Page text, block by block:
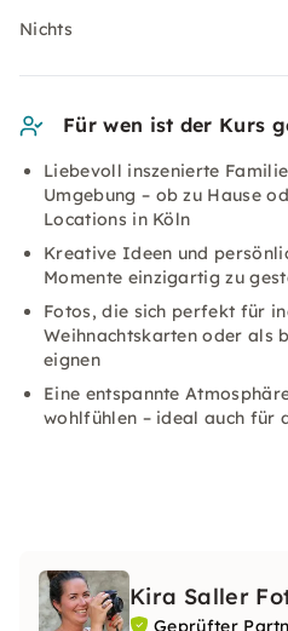
Nichts
Für wen ist der Kurs
Liebevoll inszenierte
Umgebung – ob zu Hause
Locations in Köln
Kreative Ideen und
Momente einzigartig zu
Fotos, die sich perfekt für
Weihnachtskarten oder als
eignen
Eine entspannte
wohlfühlen – ideal auch für
Kira Saller
Geprüfter